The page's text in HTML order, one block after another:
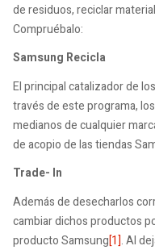
de residuos, reciclar
Compruébalo:
Samsung Recicla
El principal catalizador de
través de este programa,
medianos de cualquier
de acopio de las tiendas
Trade- In
Además de desecharlos
cambiar dichos productos
producto Samsung[1]. Al